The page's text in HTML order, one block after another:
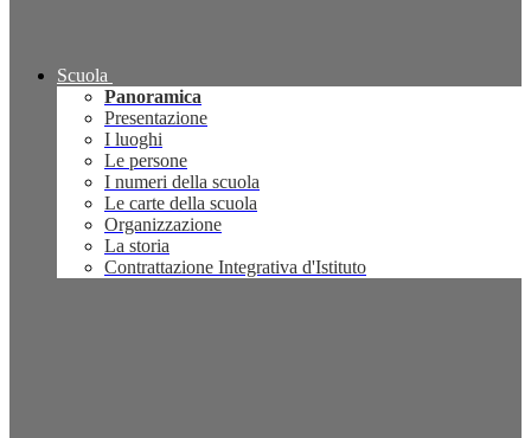
Scuola
Panoramica
Presentazione
I luoghi
Le persone
I numeri della scuola
Le carte della scuola
Organizzazione
La storia
Contrattazione Integrativa d'Istituto